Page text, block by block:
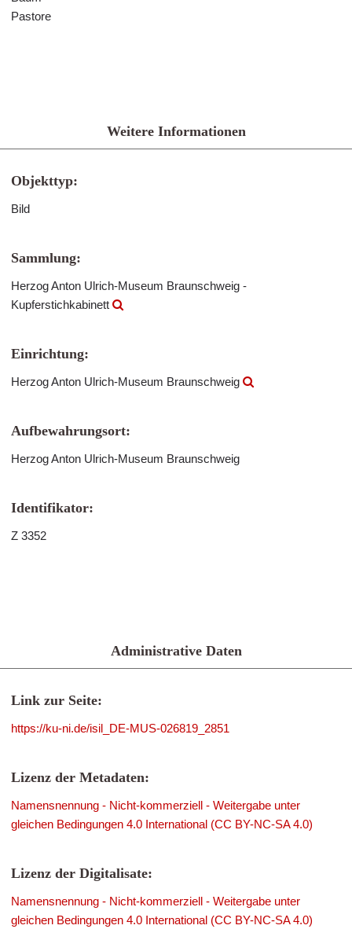
Pastore
Weitere Informationen
Objekttyp:
Bild
Sammlung:
Herzog Anton Ulrich-Museum Braunschweig -
Kupferstichkabinett
Einrichtung:
Herzog Anton Ulrich-Museum Braunschweig
Aufbewahrungsort:
Herzog Anton Ulrich-Museum Braunschweig
Identifikator:
Z 3352
Administrative Daten
Link zur Seite:
https://ku-ni.de/isil_DE-MUS-026819_2851
Lizenz der Metadaten:
Namensnennung - Nicht-kommerziell - Weitergabe unter
gleichen Bedingungen 4.0 International (CC BY-NC-SA 4.0)
Lizenz der Digitalisate:
Namensnennung - Nicht-kommerziell - Weitergabe unter
gleichen Bedingungen 4.0 International (CC BY-NC-SA 4.0)